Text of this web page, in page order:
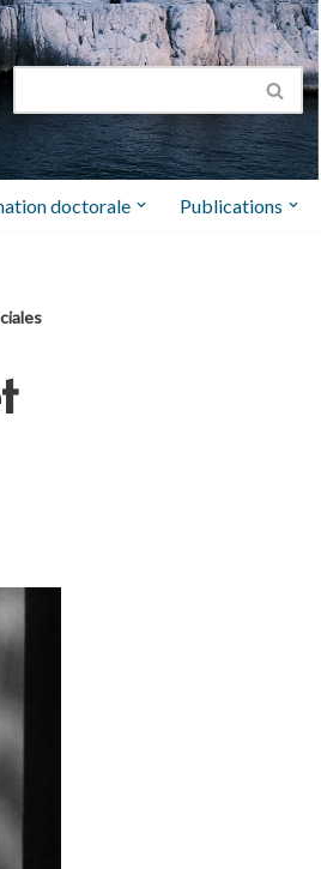
doctorale Publications